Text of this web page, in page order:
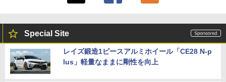
Special Site
レイズ鍛造1ピースアルミホイール「CE28 N-p
lus」軽量なままに剛性を向上